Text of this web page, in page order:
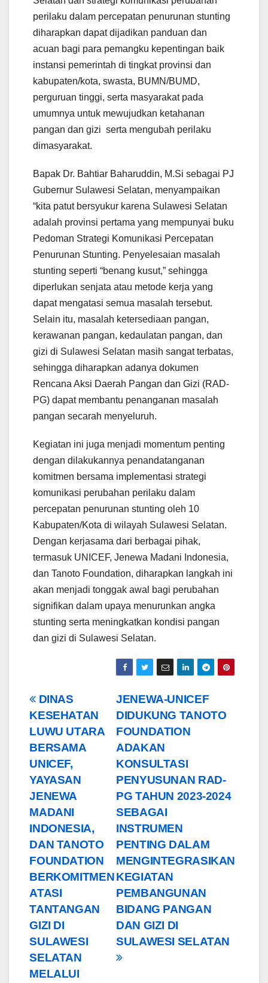
perilaku dalam percepatan penurunan stunting
diharapkan dapat dijadikan panduan dan
acuan bagi para pemangku kepentingan baik
instansi pemerintah di tingkat provinsi dan
kabupaten/kota, swasta, BUMN/BUMD,
perguruan tinggi, serta masyarakat pada
umumnya untuk mewujudkan ketahanan
pangan dan gizi serta mengubah perilaku
dimasyarakat.
Bapak Dr. Bahtiar Baharuddin, M.Si sebagai PJ
Gubernur Sulawesi Selatan, menyampaikan
“kita patut bersyukur karena Sulawesi Selatan
adalah provinsi pertama yang mempunyai buku
Pedoman Strategi Komunikasi Percepatan
Penurunan Stunting. Penyelesaian masalah
stunting seperti “benang kusut,” sehingga
diperlukan senjata atau metode kerja yang
dapat mengatasi semua masalah tersebut.
Selain itu, masalah ketersediaan pangan,
kerawanan pangan, kedaulatan pangan, dan
gizi di Sulawesi Selatan masih sangat terbatas,
sehingga diharapkan adanya dokumen
Rencana Aksi Daerah Pangan dan Gizi (RAD-
PG) dapat membantu penanganan masalah
pangan secarah menyeluruh.
Kegiatan ini juga menjadi momentum penting
dengan dilakukannya penandatanganan
komitmen bersama implementasi strategi
komunikasi perubahan perilaku dalam
percepatan penurunan stunting oleh 10
Kabupaten/Kota di wilayah Sulawesi Selatan.
Dengan kerjasama dari berbagai pihak,
termasuk UNICEF, Jenewa Madani Indonesia,
dan Tanoto Foundation, diharapkan langkah ini
akan menjadi tonggak awal bagi perubahan
signifikan dalam upaya menurunkan angka
stunting serta meningkatkan kondisi pangan
dan gizi di Sulawesi Selatan.
Post
navigation
JENEWA-UNICEF
DIDUKUNG TANOTO
FOUNDATION
ADAKAN
KONSULTASI
PENYUSUNAN RAD-
PG TAHUN 2023-2024
SEBAGAI
INSTRUMEN
PENTING DALAM
MENGINTEGRASIKAN
KEGIATAN
PEMBANGUNAN
BIDANG PANGAN
DAN GIZI DI
SULAWESI SELATAN
DINAS
KESEHATAN
LUWU UTARA
BERSAMA
UNICEF,
YAYASAN
JENEWA
MADANI
INDONESIA,
DAN TANOTO
FOUNDATION
BERKOMITMEN
ATASI
TANTANGAN
GIZI DI
SULAWESI
SELATAN
MELALUI